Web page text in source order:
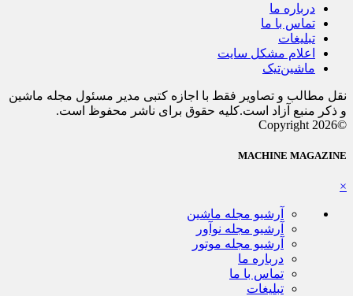
درباره ما
تماس با ما
تبلیغات
اعلام مشکل سایت
ماشین‌تیک
نقل مطالب و تصاویر فقط با اجازه کتبی مدیر مسئول مجله ماشین
و ذکر منبع آزاد است.کلیه حقوق برای ناشر محفوظ است.
©Copyright 2026
MACHINE MAGAZINE
×
آرشیو مجله ماشین
آرشیو مجله نوآور
آرشیو مجله موتور
درباره ما
تماس با ما
تبلیغات